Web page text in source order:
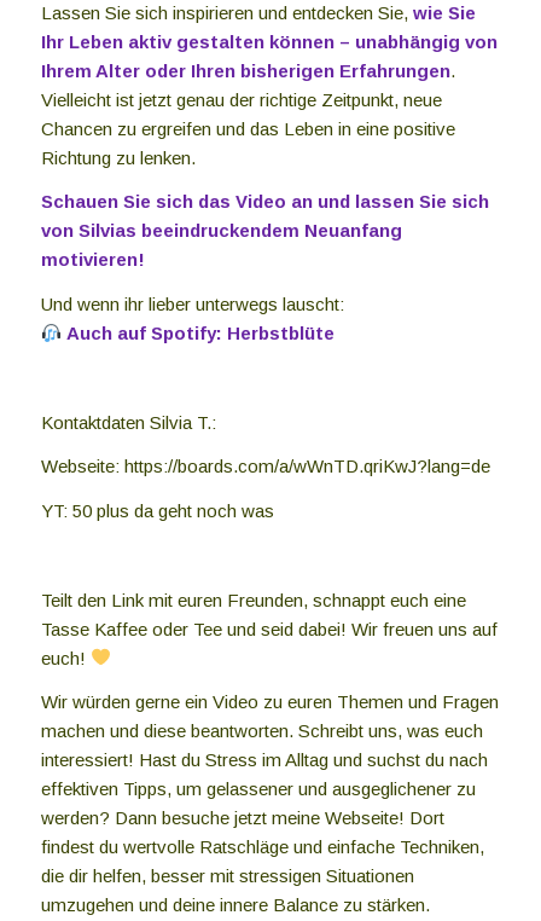
Lassen Sie sich inspirieren und entdecken Sie, wie Sie
Ihr Leben aktiv gestalten können – unabhängig von
Ihrem Alter oder Ihren bisherigen Erfahrungen.
Vielleicht ist jetzt genau der richtige Zeitpunkt, neue
Chancen zu ergreifen und das Leben in eine positive
Richtung zu lenken.
Schauen Sie sich das Video an und lassen Sie sich
von Silvias beeindruckendem Neuanfang
motivieren!
Und wenn ihr lieber unterwegs lauscht:
Auch auf Spotify: Herbstblüte
Kontaktdaten Silvia T.:
Webseite: https://boards.com/a/wWnTD.qriKwJ?lang=de
YT: 50 plus da geht noch was
Teilt den Link mit euren Freunden, schnappt euch eine
Tasse Kaffee oder Tee und seid dabei! Wir freuen uns auf
euch!
Wir würden gerne ein Video zu euren Themen und Fragen
machen und diese beantworten. Schreibt uns, was euch
interessiert! Hast du Stress im Alltag und suchst du nach
effektiven Tipps, um gelassener und ausgeglichener zu
werden? Dann besuche jetzt meine Webseite! Dort
findest du wertvolle Ratschläge und einfache Techniken,
die dir helfen, besser mit stressigen Situationen
umzugehen und deine innere Balance zu stärken.